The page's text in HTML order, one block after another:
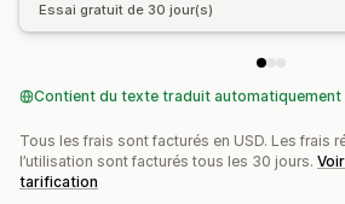
Essai gratuit de 30 jour(s)
Contient du texte traduit automatiquement
Tous les frais sont facturés en USD. Les frais
l’utilisation sont facturés tous les 30 jours.
tarification